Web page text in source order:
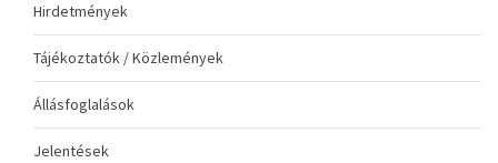
Hirdetmények
Tájékoztatók / Közlemények
Állásfoglalások
Jelentések